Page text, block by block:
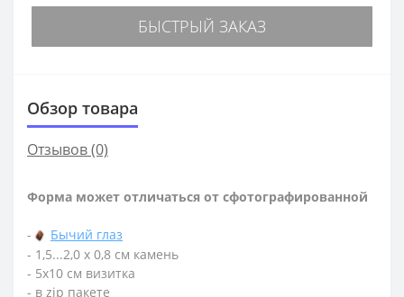
БЫСТРЫЙ ЗАКАЗ
Обзор товара
Отзывов (0)
Форма может отличаться от сфотографированной
-
Бычий глаз
- 1,5...2,0 х 0,8 см камень
- 5х10 см визитка
- в zip пакете